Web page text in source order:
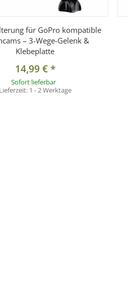
für GoPro kompatible
– 3-Wege-Gelenk &
Klebeplatte
14,99 €*
Sofort lieferbar
Lieferzeit: 1 - 2 Werktage